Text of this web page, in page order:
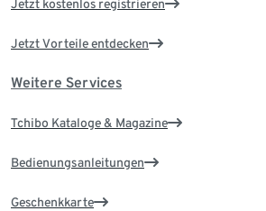
Jetzt kostenlos registrieren
Jetzt Vorteile entdecken
Weitere Services
Tchibo Kataloge & Magazine
Bedienungsanleitungen
Geschenkkarte